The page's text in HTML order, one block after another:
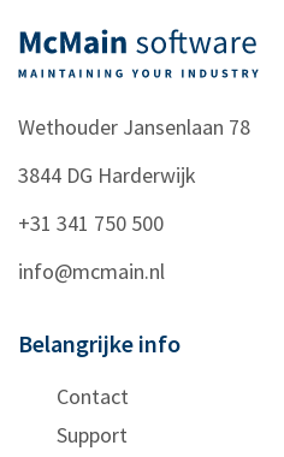
Wethouder Jansenlaan 78
3844 DG Harderwijk
+31 341 750 500
info@mcmain.nl
Belangrijke info
Contact
Support